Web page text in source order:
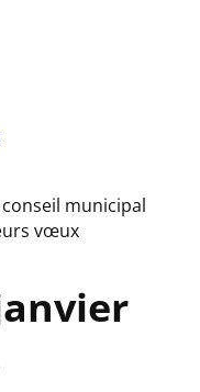
municipal
vœux